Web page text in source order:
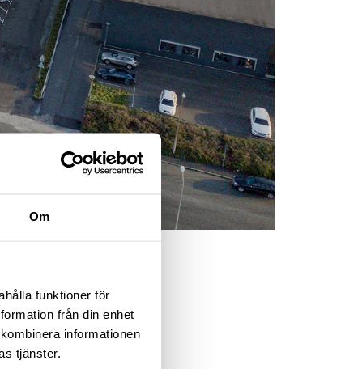
Om
funktioner för
från din enhet
informationen
tjänster.